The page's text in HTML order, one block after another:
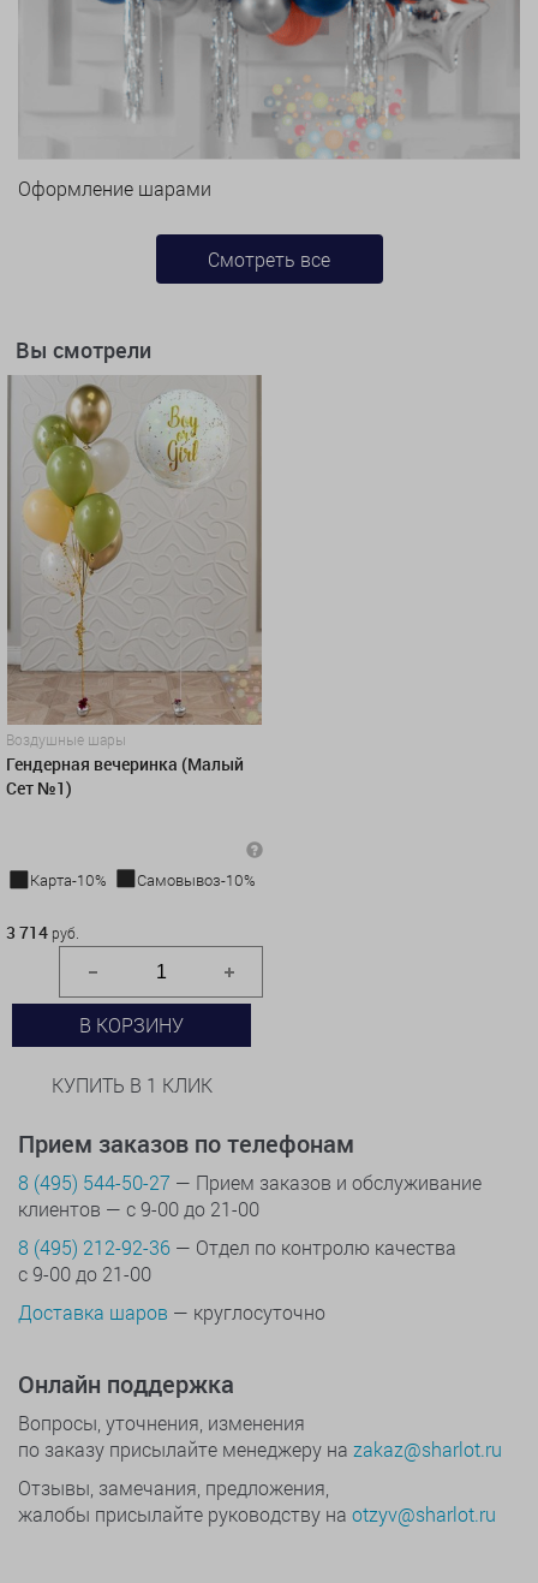
Оформление шарами
Смотреть все
Вы смотрели
Воздушные шары
Гендерная вечеринка (Малый
Сет №1)
Карта-10%
Самовывоз-10%
3 714 руб.
В КОРЗИНУ
КУПИТЬ В 1 КЛИК
Прием заказов по телефонам
8 (495) 544-50-27 — Прием заказов и обслуживание
клиентов — с 9-00 до 21-00
8 (495) 212-92-36 — Отдел по контролю качества
с 9-00 до 21-00
Доставка шаров — круглосуточно
Онлайн поддержка
Вопросы, уточнения, изменения
по заказу присылайте менеджеру на zakaz@sharlot.ru
Отзывы, замечания, предложения,
жалобы присылайте руководству на otzyv@sharlot.ru